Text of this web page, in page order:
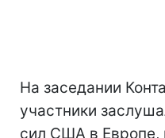
На заседании
участники
сил США в Европе,